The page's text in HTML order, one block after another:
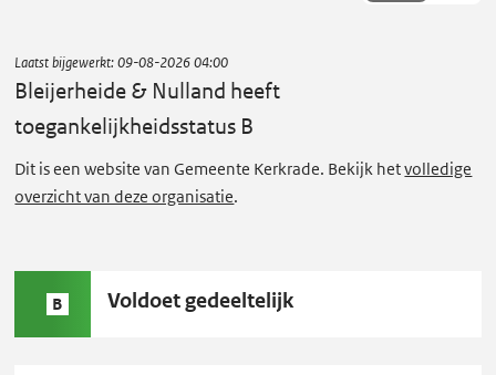
e
i
d
&
N
l
a
Laatst bijgewerkt:09-08-2026 04:00
Bleijerheide & Nulland heeft
toegankelijkheidsstatus B
Dit is een website van Gemeente Kerkrade. Bekijk hetvolledige
overzicht van deze organisatie.
Status
Voldoet gedeeltelijk
B